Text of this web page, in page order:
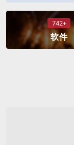
742+
软件